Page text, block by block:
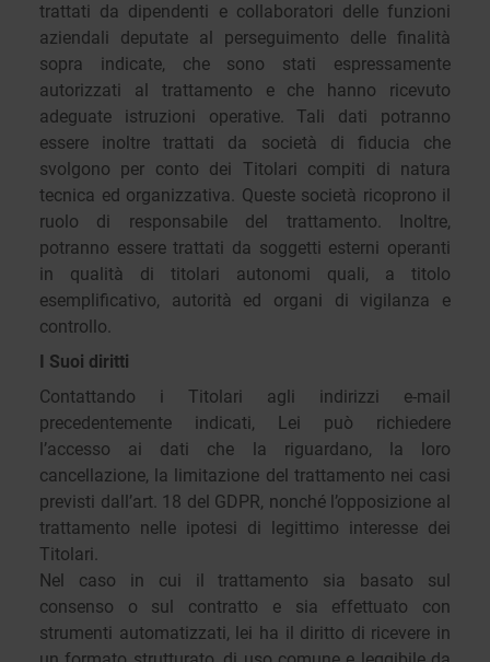
trattati da dipendenti e collaboratori delle funzioni
aziendali deputate al perseguimento delle finalità
sopra indicate, che sono stati espressamente
autorizzati al trattamento e che hanno ricevuto
adeguate istruzioni operative. Tali dati potranno
essere inoltre trattati da società di fiducia che
svolgono per conto dei Titolari compiti di natura
tecnica ed organizzativa. Queste società ricoprono il
ruolo di responsabile del trattamento. Inoltre,
potranno essere trattati da soggetti esterni operanti
in qualità di titolari autonomi quali, a titolo
esemplificativo, autorità ed organi di vigilanza e
controllo.
I Suoi diritti
Contattando i Titolari agli indirizzi e-mail
precedentemente indicati, Lei può richiedere
l’accesso ai dati che la riguardano, la loro
cancellazione, la limitazione del trattamento nei casi
previsti dall’art. 18 del GDPR, nonché l’opposizione al
trattamento nelle ipotesi di legittimo interesse dei
Titolari.
Nel caso in cui il trattamento sia basato sul
consenso o sul contratto e sia effettuato con
strumenti automatizzati, lei ha il diritto di ricevere in